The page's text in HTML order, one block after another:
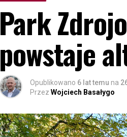
Park
powstaje
Opublikowano 6 lat temu na
Przez Wojciech Basałygo